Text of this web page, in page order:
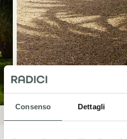
Consenso Dettagli